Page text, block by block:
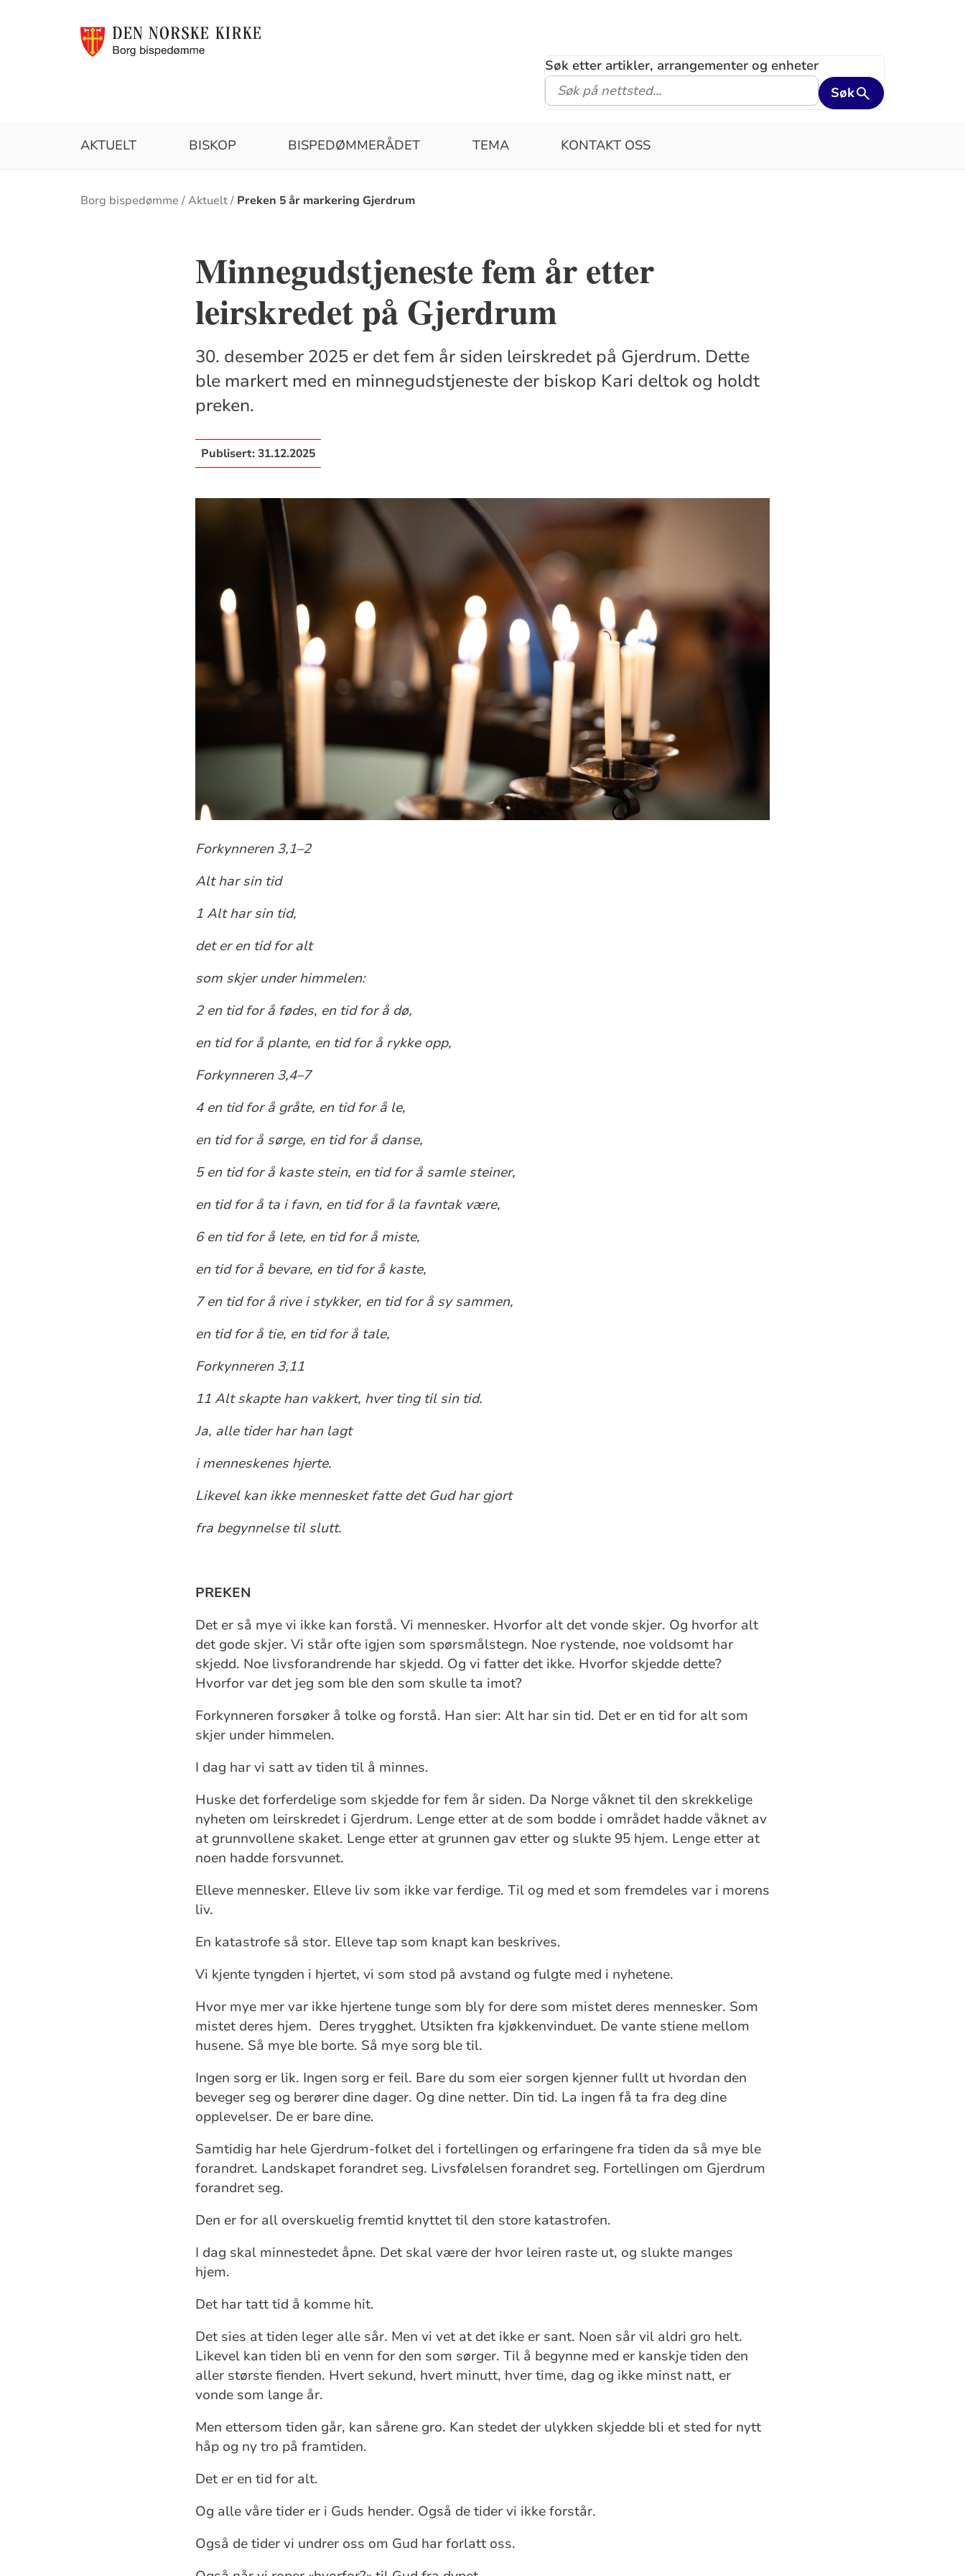
Søk etter artikler, arrangementer og enheter
Søk
AKTUELT BISKOP BISPEDØMMERÅDET TEMA KONTAKT OSS
Brødsmulesti
Borg bispedømme Aktuelt Preken 5 år markering Gjerdrum
Minnegudstjeneste fem år etter
leirskredet på Gjerdrum
30. desember 2025 er det fem år siden leirskredet på Gjerdrum. Dette
ble markert med en minnegudstjeneste der biskop Kari deltok og holdt
preken.
Publisert:31.12.2025
Forkynneren 3,1–2
Alt har sin tid
1 Alt har sin tid,
det er en tid for alt
som skjer under himmelen:
2 en tid for å fødes, en tid for å dø,
en tid for å plante, en tid for å rykke opp,
Forkynneren 3,4–7
4 en tid for å gråte, en tid for å le,
en tid for å sørge, en tid for å danse,
5 en tid for å kaste stein, en tid for å samle steiner,
en tid for å ta i favn, en tid for å la favntak være,
6 en tid for å lete, en tid for å miste,
en tid for å bevare, en tid for å kaste,
7 en tid for å rive i stykker, en tid for å sy sammen,
en tid for å tie, en tid for å tale,
Forkynneren 3,11
11 Alt skapte han vakkert, hver ting til sin tid.
Ja, alle tider har han lagt
i menneskenes hjerte.
Likevel kan ikke mennesket fatte det Gud har gjort
fra begynnelse til slutt.
PREKEN
Det er så mye vi ikke kan forstå. Vi mennesker. Hvorfor alt det vonde skjer. Og hvorfor alt
det gode skjer. Vi står ofte igjen som spørsmålstegn. Noe rystende, noe voldsomt har
skjedd. Noe livsforandrende har skjedd. Og vi fatter det ikke. Hvorfor skjedde dette?
Hvorfor var det jeg som ble den som skulle ta imot?
Forkynneren forsøker å tolke og forstå. Han sier: Alt har sin tid. Det er en tid for alt som
skjer under himmelen.
I dag har vi satt av tiden til å minnes.
Huske det forferdelige som skjedde for fem år siden. Da Norge våknet til den skrekkelige
nyheten om leirskredet i Gjerdrum. Lenge etter at de som bodde i området hadde våknet av
at grunnvollene skaket. Lenge etter at grunnen gav etter og slukte 95 hjem. Lenge etter at
noen hadde forsvunnet.
Elleve mennesker. Elleve liv som ikke var ferdige. Til og med et som fremdeles var i morens
liv.
En katastrofe så stor. Elleve tap som knapt kan beskrives.
Vi kjente tyngden i hjertet, vi som stod på avstand og fulgte med i nyhetene.
Hvor mye mer var ikke hjertene tunge som bly for dere som mistet deres mennesker. Som
mistet deres hjem. Deres trygghet. Utsikten fra kjøkkenvinduet. De vante stiene mellom
husene. Så mye ble borte. Så mye sorg ble til.
Ingen sorg er lik. Ingen sorg er feil. Bare du som eier sorgen kjenner fullt ut hvordan den
beveger seg og berører dine dager. Og dine netter. Din tid. La ingen få ta fra deg dine
opplevelser. De er bare dine.
Samtidig har hele Gjerdrum-folket del i fortellingen og erfaringene fra tiden da så mye ble
forandret. Landskapet forandret seg. Livsfølelsen forandret seg. Fortellingen om Gjerdrum
forandret seg.
Den er for all overskuelig fremtid knyttet til den store katastrofen.
I dag skal minnestedet åpne. Det skal være der hvor leiren raste ut, og slukte manges
hjem.
Det har tatt tid å komme hit.
Det sies at tiden leger alle sår. Men vi vet at det ikke er sant. Noen sår vil aldri gro helt.
Likevel kan tiden bli en venn for den som sørger. Til å begynne med er kanskje tiden den
aller største fienden. Hvert sekund, hvert minutt, hver time, dag og ikke minst natt, er
vonde som lange år.
Men ettersom tiden går, kan sårene gro. Kan stedet der ulykken skjedde bli et sted for nytt
håp og ny tro på framtiden.
Det er en tid for alt.
Og alle våre tider er i Guds hender. Også de tider vi ikke forstår.
Også de tider vi undrer oss om Gud har forlatt oss.